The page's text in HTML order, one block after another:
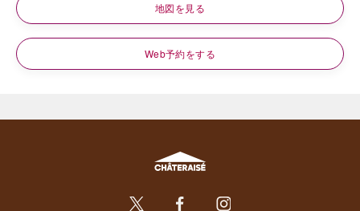
地図を見る
Web予約をする